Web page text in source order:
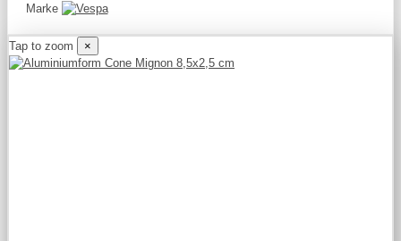
Marke
Tap to zoom ×